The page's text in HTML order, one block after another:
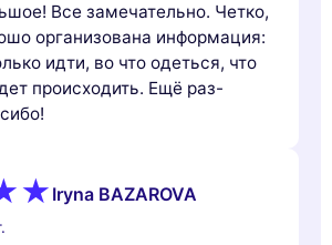
Все замечательно. Четко,
организована информация:
идти, во что одеться, что
происходить. Ещё раз-
Iryna BAZAROVA